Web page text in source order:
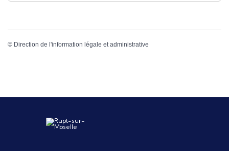
© Direction de l'information légale et administrative